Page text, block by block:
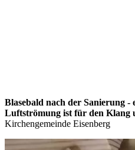
Blasebald nach der Sanierung -
Luftströmung ist für den Klang
Kirchengemeinde Eisenberg